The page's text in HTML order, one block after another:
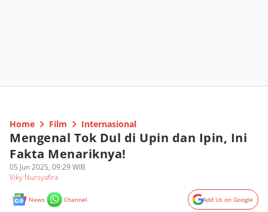
Home Film Internasional
Mengenal Tok Dul di Upin dan Ipin, Ini
Fakta Menariknya!
05 Jun 2025, 09:29 WIB
Viky Nursyafira
News Channel Add Us on Google